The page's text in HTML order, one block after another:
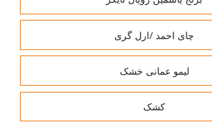
چای احمد /ارل گری
لیمو عمانی خشک
کشک